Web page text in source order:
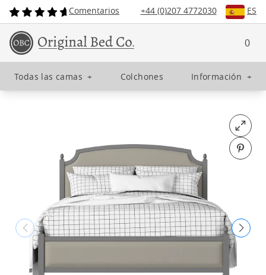
Comentarios +44 (0)207 4772030 ES
0
Todas las camas + Colchones Información +
Open
Pin